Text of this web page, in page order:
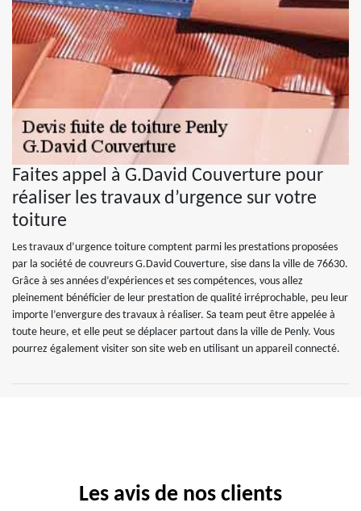
Faites appel à G.David Couverture pour
réaliser les travaux d’urgence sur votre
toiture
Les travaux d’urgence toiture comptent parmi les prestations proposées
par la société de couvreurs G.David Couverture, sise dans la ville de 76630.
Grâce à ses années d’expériences et ses compétences, vous allez
pleinement bénéficier de leur prestation de qualité irréprochable, peu leur
importe l’envergure des travaux à réaliser. Sa team peut être appelée à
toute heure, et elle peut se déplacer partout dans la ville de Penly. Vous
pourrez également visiter son site web en utilisant un appareil connecté.
Les avis de nos clients